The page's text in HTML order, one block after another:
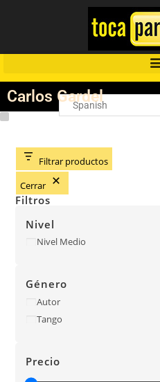
Carlos Gardel
Filtrar productos
Cerrar
Filtros
Nivel
Nivel Medio
Género
Autor
Tango
Precio